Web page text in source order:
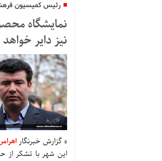
رئیس کمیسیون
نیز دایر خواهد
ه گزارش خبرنگار
این شهر با تشکر از